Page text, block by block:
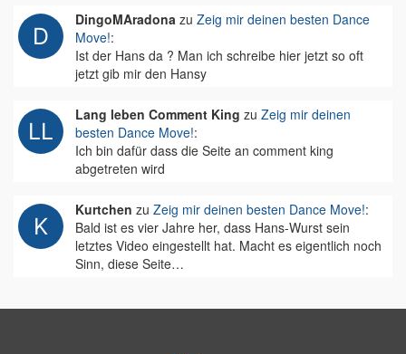
DingoMAradona zu Zeig mir deinen besten Dance
Move!:
Ist der Hans da ? Man ich schreibe hier jetzt so oft
jetzt gib mir den Hansy
Lang leben Comment King zu Zeig mir deinen
besten Dance Move!:
Ich bin dafür dass die Seite an comment king
abgetreten wird
Kurtchen zu Zeig mir deinen besten Dance Move!:
Bald ist es vier Jahre her, dass Hans-Wurst sein
letztes Video eingestellt hat. Macht es eigentlich noch
Sinn, diese Seite…